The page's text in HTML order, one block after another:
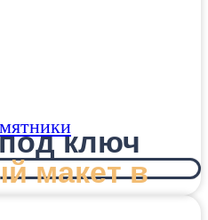
ключ
макет в